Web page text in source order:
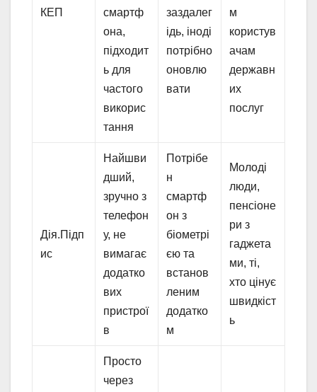
КЕП
смартф
она,
підходит
ь для
частого
викорис
тання
заздалег
ідь, іноді
потрібно
оновлю
вати
м
користув
ачам
державн
их
послуг
Дія.Підп
ис
Найшви
дший,
зручно з
телефон
у, не
вимагає
додатко
вих
пристрої
в
Потрібе
н
смартф
он з
біометрі
єю та
встанов
леним
додатко
м
Молоді
люди,
пенсіоне
ри з
гаджета
ми, ті,
хто цінує
швидкіст
ь
Просто
через